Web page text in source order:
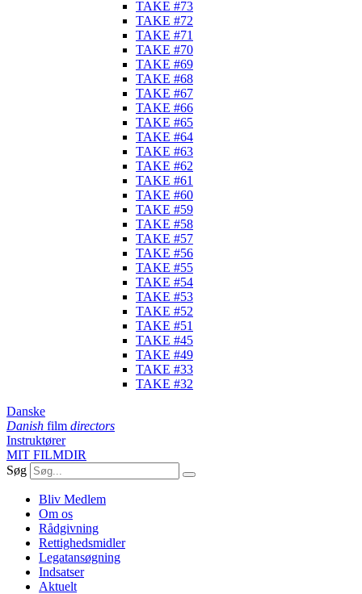
TAKE #73
TAKE #72
TAKE #71
TAKE #70
TAKE #69
TAKE #68
TAKE #67
TAKE #66
TAKE #65
TAKE #64
TAKE #63
TAKE #62
TAKE #61
TAKE #60
TAKE #59
TAKE #58
TAKE #57
TAKE #56
TAKE #55
TAKE #54
TAKE #53
TAKE #52
TAKE #51
TAKE #45
TAKE #49
TAKE #33
TAKE #32
Danske
Danish film directors
Instruktører
MIT FILMDIR
Søg
Bliv Medlem
Om os
Rådgivning
Rettighedsmidler
Legatansøgning
Indsatser
Aktuelt